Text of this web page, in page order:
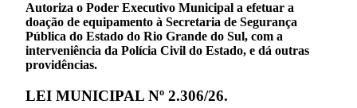
Autoriza o Poder Executivo Municipal a efetuar a
doação de equipamento à Secretaria de Segurança
Pública do Estado do Rio Grande do Sul, com a
interveniência da Polícia Civil do Estado, e dá outras
providências.
LEI MUNICIPAL Nº 2.306/26.